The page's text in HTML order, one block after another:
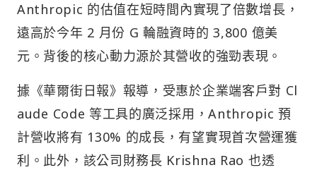
Anthropic 的估值在短時間內實現了倍數增長，
遠高於今年 2 月份 G 輪融資時的 3,800 億美
元。背後的核心動力源於其營收的強勁表現。
據《華爾街日報》報導，受惠於企業端客戶對 Cl
aude Code 等工具的廣泛採用，Anthropic 預
計營收將有 130% 的成長，有望實現首次營運獲
利。此外，該公司財務長 Krishna Rao 也透